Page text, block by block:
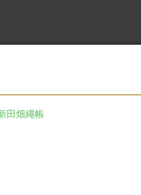
田畑繩帳